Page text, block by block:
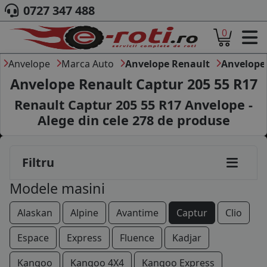
ACASA
DESPRE NOI
ANVELOPE
AUTO
CAMION
MOTO
MARCA AUTO
BLOG
B2B - COLABORARE COMPANII
CONT
0727 347 488
0
Anvelope Marca Auto Anvelope Renault
Anvelope Renault Captur 205 55 R17
Renault Captur 205 55 R17 Anvelope -
Alege din cele 278de produse
Filtru
Modele masini
Alaskan Alpine Avantime Captur
Clio
Espace
Express Fluence
Kadjar
Kangoo
Kangoo 4X4
Kangoo Express